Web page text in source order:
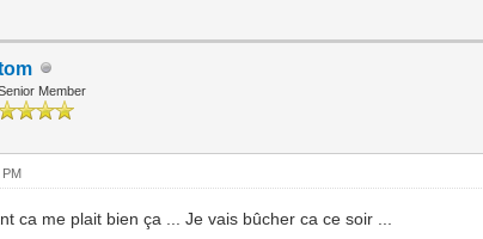
false)
= true
elec si consigne et active elec
then
true)
> (consigne_ballon + 1) then
Member
ca me plait bien ça ... Je vais bûcher ca ce soir ...